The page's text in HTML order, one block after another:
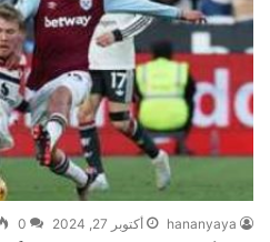
hananyaya أكتوبر 27, 2024 0